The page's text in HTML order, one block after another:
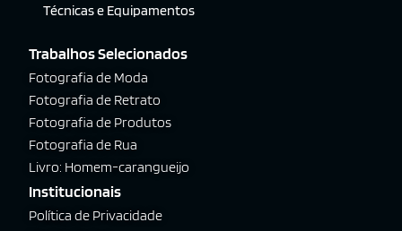
Técnicas e Equipamentos
Trabalhos Selecionados
Fotografia de Moda
Fotografia de Retrato
Fotografia de Produtos
Fotografia de Rua
Livro: Homem-carangueijo
Institucionais
Política de Privacidade